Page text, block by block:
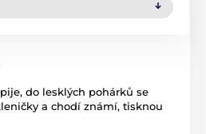
do lesklých pohárků se
a chodí známí, tisknou